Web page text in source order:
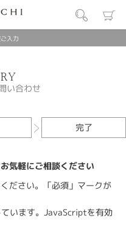
入力
い合わせ
完了
気軽にご相談ください
ださい。「必須」マークが
います。JavaScriptを有効